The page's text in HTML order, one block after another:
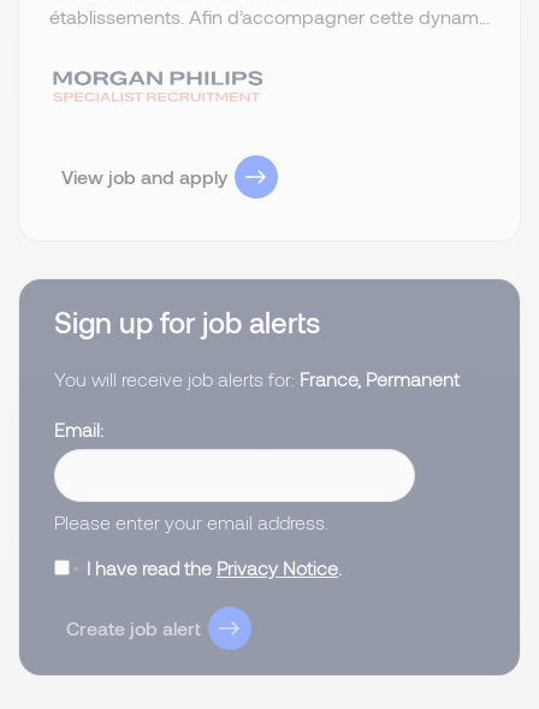
établissements. Afin d’accompagner cette dynam...
View job and apply
Sign up for job alerts
You will receive job alerts for: France, Permanent
Email
Please enter your email address.
I have read the Privacy Notice
Create job alert